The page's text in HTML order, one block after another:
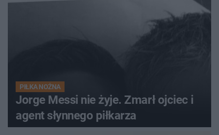
PIŁKA NOŻNA
Jorge Messi nie żyje. Zmarł ojciec i
agent słynnego piłkarza